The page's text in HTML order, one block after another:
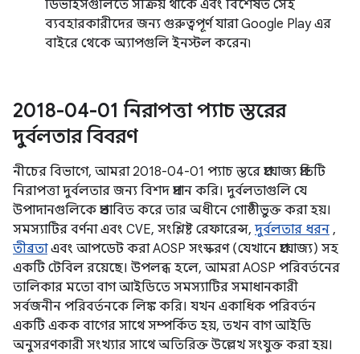
ডিভাইসগুলিতে সক্রিয় থাকে এবং বিশেষত সেই
ব্যবহারকারীদের জন্য গুরুত্বপূর্ণ যারা Google Play এর
বাইরে থেকে অ্যাপগুলি ইনস্টল করেন৷
2018-04-01 নিরাপত্তা প্যাচ স্তরের
দুর্বলতার বিবরণ
নীচের বিভাগে, আমরা 2018-04-01 প্যাচ স্তরে প্রযোজ্য প্রতিটি
নিরাপত্তা দুর্বলতার জন্য বিশদ প্রদান করি। দুর্বলতাগুলি যে
উপাদানগুলিকে প্রভাবিত করে তার অধীনে গোষ্ঠীভুক্ত করা হয়।
সমস্যাটির বর্ণনা এবং CVE, সংশ্লিষ্ট রেফারেন্স, দুর্বলতার ধরন ,
তীব্রতাএবং আপডেট করা AOSP সংস্করণ (যেখানে প্রযোজ্য) সহ
একটি টেবিল রয়েছে। উপলব্ধ হলে, আমরা AOSP পরিবর্তনের
তালিকার মতো বাগ আইডিতে সমস্যাটির সমাধানকারী
সর্বজনীন পরিবর্তনকে লিঙ্ক করি। যখন একাধিক পরিবর্তন
একটি একক বাগের সাথে সম্পর্কিত হয়, তখন বাগ আইডি
অনুসরণকারী সংখ্যার সাথে অতিরিক্ত উল্লেখ সংযুক্ত করা হয়।